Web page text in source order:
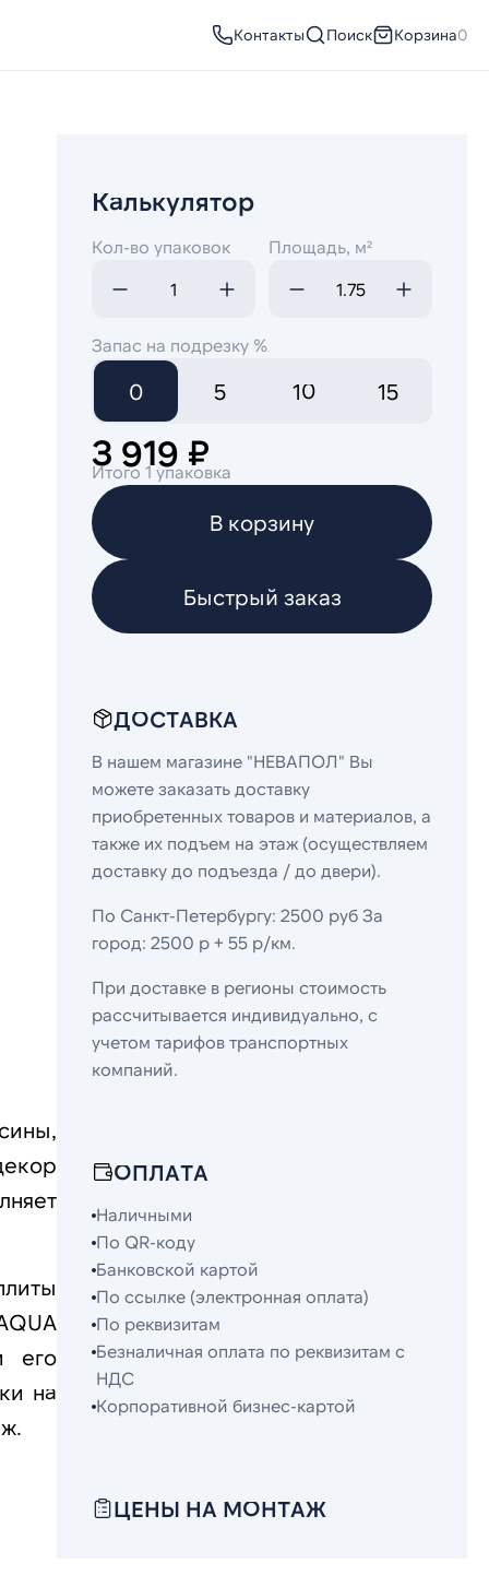
Контакты Поиск Корзина0
его
на
Калькулятор
Кол-во упаковок Площадь, м²
Запас на подрезку %
0 5 10 15
3 919 ₽
Итого 1 упаковка
В корзину
Быстрый заказ
ДОСТАВКА
В нашем магазине "НЕВАПОЛ" Вы
можете заказать доставку
приобретенных товаров и материалов, а
также их подъем на этаж (осуществляем
доставку до подъезда / до двери).
По Санкт-Петербургу: 2500 руб За
город: 2500 р + 55 р/км.
При доставке в регионы стоимость
рассчитывается индивидуально, с
учетом тарифов транспортных
компаний.
ОПЛАТА
Наличными
По QR-коду
Банковской картой
По ссылке (электронная оплата)
По реквизитам
Безналичная оплата по реквизитам с
НДС
Корпоративной бизнес-картой
ЦЕНЫ НА МОНТАЖ